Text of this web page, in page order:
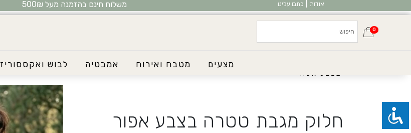
משלוח חינם בהזמנה מעל 500₪ אודות| כתבו עלינו
0
מצעים מטבח ואירוח אמבטיה לבוש ואקססוריז
/ חלוק מגבת טטרה
בצבע אפור
חלוק מגבת טטרה בצבע אפור